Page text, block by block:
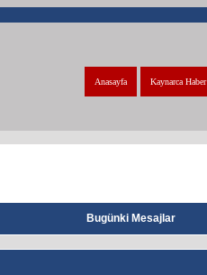
Kaynarca Haber
Anasayfa
Bugünki Mesajlar